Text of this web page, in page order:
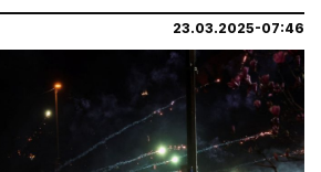
23.03.2025-07:46